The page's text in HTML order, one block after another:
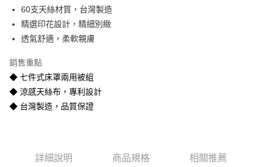
街口支付
悠遊付
全盈+PAY
AFTEE先享後付
相關說明
１．簡單：不需註冊會員、不需綁卡、不需儲值。
２．便利：只要手機號碼，簡訊認證，即可結帳。
運送方式
60支天絲材質，台灣製造
精選印花設計，精細別緻
透氣舒適，柔軟親膚
銷售重點
◆ 七件式床罩兩用被組
◆ 涼感天絲布，專利設計
◆ 台灣製造，品質保證
詳細說明 商品規格 相關推薦